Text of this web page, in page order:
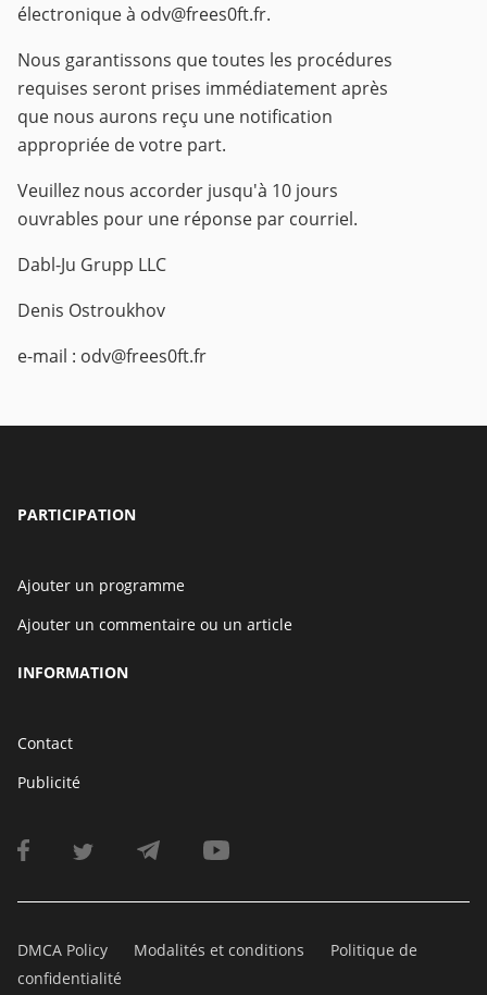
électronique à odv@frees0ft.fr.
Nous garantissons que toutes les procédures
requises seront prises immédiatement après
que nous aurons reçu une notification
appropriée de votre part.
Veuillez nous accorder jusqu'à 10 jours
ouvrables pour une réponse par courriel.
Dabl-Ju Grupp LLC
Denis Ostroukhov
e-mail : odv@frees0ft.fr
PARTICIPATION
Ajouter un programme
Ajouter un commentaire ou un article
INFORMATION
Contact
Publicité
DMCA Policy Modalités et conditions
Politique de
confidentialité